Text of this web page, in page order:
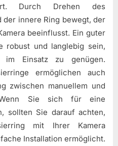
Durch Drehen des
innere Ring bewegt, der
beeinflusst. Ein guter
robust und langlebig sein,
im Einsatz zu genügen.
ermöglichen auch
zwischen manuellem und
Wenn Sie sich für eine
sollten Sie darauf achten,
mit Ihrer Kamera
Installation ermöglicht.